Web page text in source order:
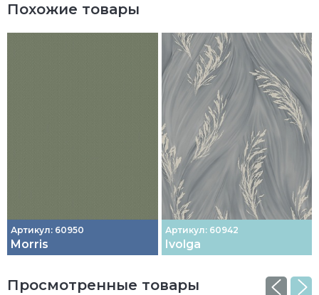
Похожие товары
Артикул: 60950
Morris
Артикул: 60942
Ivolga
Просмотренные товары